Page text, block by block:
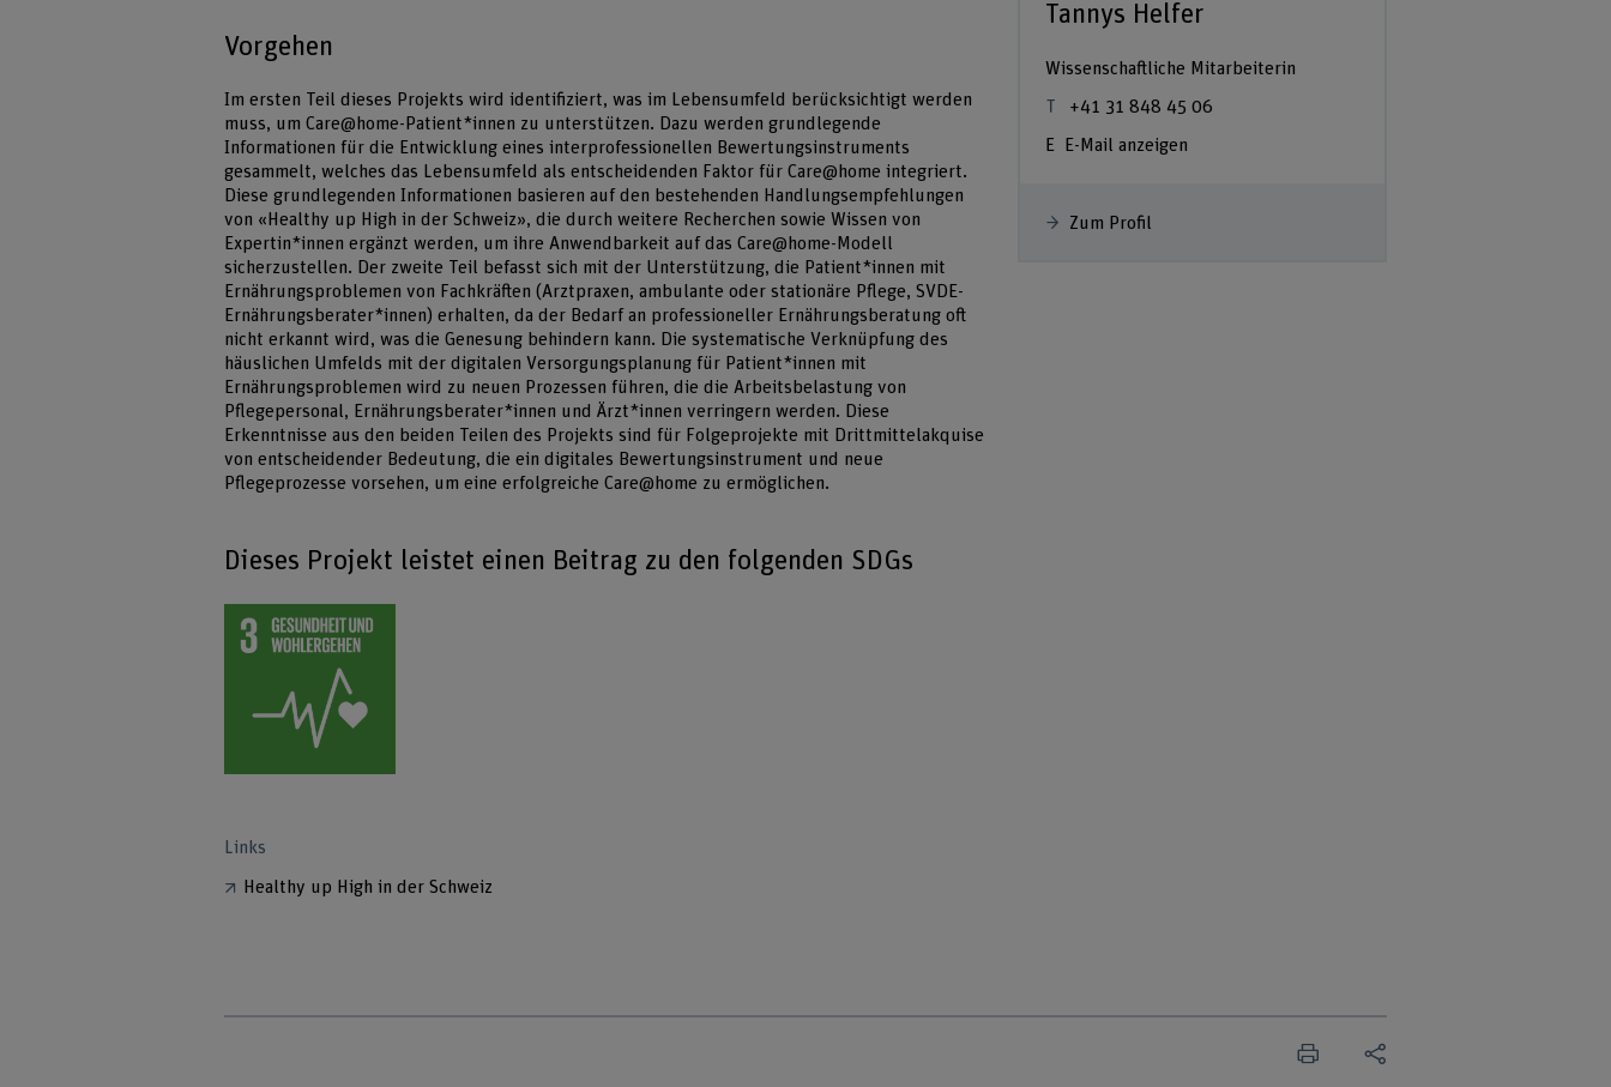
Vorgehen
Im ersten Teil dieses Projekts wird identifiziert, was im Lebensumfeld berücksichtigt werden
muss, um Care@home-Patient*innen zu unterstützen. Dazu werden grundlegende
Informationen für die Entwicklung eines interprofessionellen Bewertungsinstruments
gesammelt, welches das Lebensumfeld als entscheidenden Faktor für Care@home integriert.
Diese grundlegenden Informationen basieren auf den bestehenden Handlungsempfehlungen
von «Healthy up High in der Schweiz», die durch weitere Recherchen sowie Wissen von
Expertin*innen ergänzt werden, um ihre Anwendbarkeit auf das Care@home-Modell
sicherzustellen. Der zweite Teil befasst sich mit der Unterstützung, die Patient*innen mit
Ernährungsproblemen von Fachkräften (Arztpraxen, ambulante oder stationäre Pflege, SVDE-
Ernährungsberater*innen) erhalten, da der Bedarf an professioneller Ernährungsberatung oft
nicht erkannt wird, was die Genesung behindern kann. Die systematische Verknüpfung des
häuslichen Umfelds mit der digitalen Versorgungsplanung für Patient*innen mit
Ernährungsproblemen wird zu neuen Prozessen führen, die die Arbeitsbelastung von
Pflegepersonal, Ernährungsberater*innen und Ärzt*innen verringern werden. Diese
Erkenntnisse aus den beiden Teilen des Projekts sind für Folgeprojekte mit Drittmittelakquise
von entscheidender Bedeutung, die ein digitales Bewertungsinstrument und neue
Pflegeprozesse vorsehen, um eine erfolgreiche Care@home zu ermöglichen.
Tannys Helfer
Wissenschaftliche Mitarbeiterin
+41 31 848 45 06
E-Mail anzeigen
Zum Profil
Dieses Projekt leistet einen Beitrag zu den folgenden SDGs
Links
Healthy up High in der Schweiz